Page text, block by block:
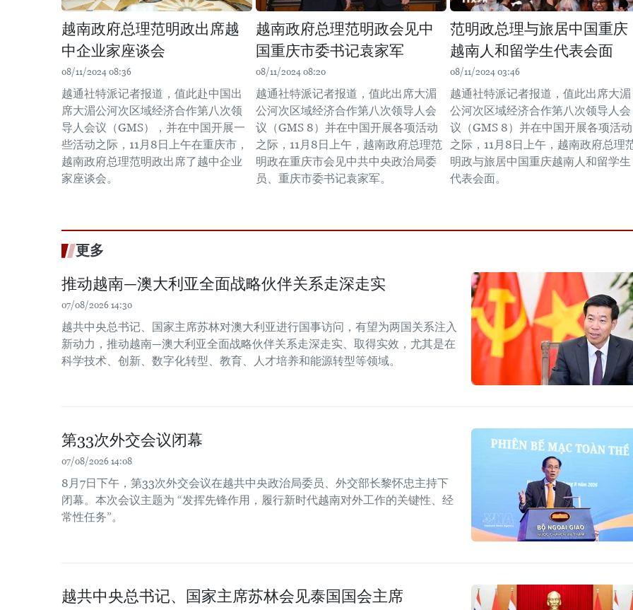
越南政府总理范明政出席越
中企业家座谈会
08/11/2024 08:36
越通社特派记者报道，值此赴中国出
席大湄公河次区域经济合作第八次领
导人会议（GMS），并在中国开展一
些活动之际，11月8日上午在重庆市，
越南政府总理范明政出席了越中企业
家座谈会。
越南政府总理范明政会见中
国重庆市委书记袁家军
08/11/2024 08:20
越通社特派记者报道，值此出席大湄
公河次区域经济合作第八次领导人会
议（GMS 8）并在中国开展各项活动
之际，11月8日上午，越南政府总理范
明政在重庆市会见中共中央政治局委
员、重庆市委书记袁家军。
范明政总理与旅居中国重庆
越南人和留学生代表会面
08/11/2024 03:46
越通社特派记者报道，值此出席大湄
公河次区域经济合作第八次领导人会
议（GMS 8）并在中国开展各项活动
之际，11月8日上午，越南政府总理
明政与旅居中国重庆越南人和留学生
代表会面。
更多
推动越南—澳大利亚全面战略伙伴关系走深走实
07/08/2026 14:30
越共中央总书记、国家主席苏林对澳大利亚进行国事访问，有望为两国关系注入
新动力，推动越南—澳大利亚全面战略伙伴关系走深走实、取得实效，尤其是在
科学技术、创新、数字化转型、教育、人才培养和能源转型等领域。
第33次外交会议闭幕
07/08/2026 14:08
8月7日下午，第33次外交会议在越共中央政治局委员、外交部长黎怀忠主持下
闭幕。本次会议主题为 “发挥先锋作用，履行新时代越南对外工作的关键性、经
常性任务”。
越共中央总书记、国家主席苏林会见泰国国会主席